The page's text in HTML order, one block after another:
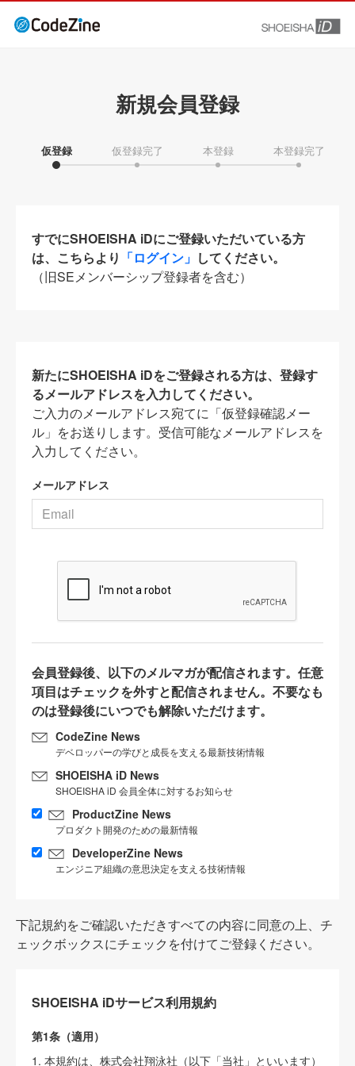
新規会員登録
仮登録 仮登録完了 本登録 本登録完了
すでにSHOEISHA iDにご登録いただいている方
は、こちらより 「ログイン」 してください。
（旧SEメンバーシップ登録者を含む）
新たにSHOEISHA iDをご登録される方は、登録す
るメールアドレスを入力してください。
ご入力のメールアドレス宛てに「仮登録確認メー
ル」をお送りします。受信可能なメールアドレスを
入力してください。
メールアドレス
会員登録後、以下のメルマガが配信されます。任意
項目はチェックを外すと配信されません。不要なも
のは登録後にいつでも解除いただけます。
CodeZine News
デベロッパーの学びと成長を支える最新技術情報
SHOEISHA iD News
SHOEISHA iD 会員全体に対するお知らせ
ProductZine News
プロダクト開発のための最新情報
DeveloperZine News
エンジニア組織の意思決定を支える技術情報
下記規約をご確認いただきすべての内容に同意の上、チ
ェックボックスにチェックを付けてご登録ください。
SHOEISHA iDサービス利用規約
第1条（適用）
1. 本規約は、株式会社翔泳社（以下「当社」といいます）